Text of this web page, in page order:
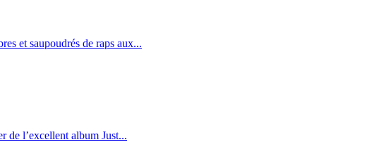
et saupoudrés de raps aux...
de l’excellent album Just...